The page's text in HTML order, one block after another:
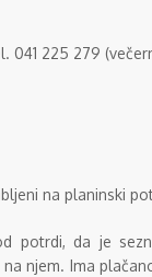
041 225 279
na planinski
potrdi, da je
njem. Ima